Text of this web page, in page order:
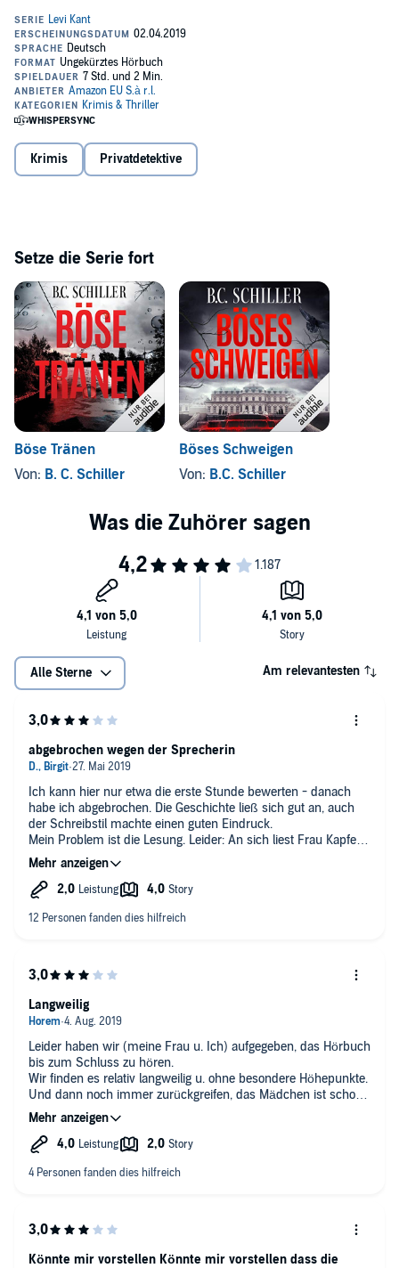
grausame Weise verbrannt ist? Als Levi Kant gemeinsam mit Olivia
Hofmann den Fall neu aufrollt, stoßen sie auf ein böses Geheimnis.
>> Diese ungekürzte Hörbuch-Fassung genießt du exklusiv nur bei
Audible.
©2019 Amazon EU S.à r.l. (P)2019 Amazon EU S.à.r.l.
Krimis Privatdetektive
Setze die Serie fort
Böse Tränen
Von: B. C. Schiller
Böses Schweigen
Von: B.C. Schiller
Alle Sterne Am relevantesten
Ich kann hier nur etwa die erste Stunde bewerten - danach
habe ich abgebrochen. Die Geschichte ließ sich gut an, auch
der Schreibstil machte einen guten Eindruck.
Mein Problem ist die Lesung. Leider: An sich liest Frau Kapfer
wirklich gut, auch liest sie mit guter Betonung (warum auch
immer der Name des Protagonisten nach wenigen Sätzen von
"LEvi" zu "leVI" wechselt...) und abwechslungsreich. So ist es
späteren Verlauf den verschiedenen Charakteren so ( m. E.
süffisant-überheblich redet und eine andere, vom Autor als
"ätherische Schönheit" bezeichnete, total realitätsfremd
dümmlich-entrückt herumflötet, ist das mehr, als ich auf
Dauer ertragen kann. Wirklich schade. Hier wäre weniger mehr
abgebrochen wegen der Sprecherin
Leider haben wir (meine Frau u. Ich) aufgegeben, das Hörbuch
bis zum Schluss zu hören.
Wir finden es relativ langweilig u. ohne besondere Höhepunkte.
Und dann noch immer zurückgreifen, das Mädchen ist schon
5 Jahre tot u. dann spricht es plötzlich wieder, ich frage mich,
was soll der Quatsch?
Langweilig
Könnte mir vorstellen Könnte mir vorstellen dass die